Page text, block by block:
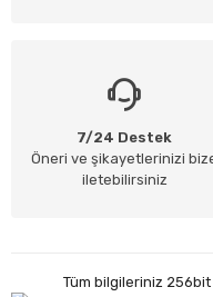
7/24 Destek
Öneri ve şikayetlerinizi
iletebilirsiniz
Tüm bilgileriniz 256bit